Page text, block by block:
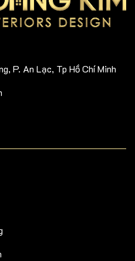
P. An Lạc, Tp Hồ Chí Minh